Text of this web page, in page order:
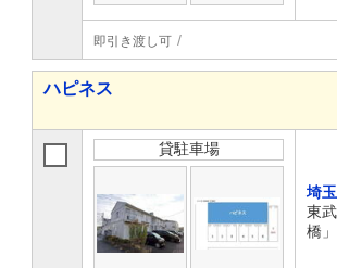
即引き渡し可
ハピネス
貸駐車場
埼
東
橋